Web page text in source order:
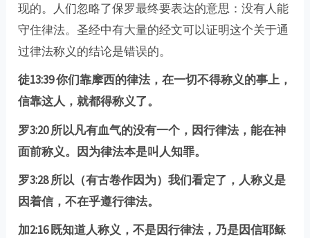
现的。人们忽略了保罗最终要表达的意思：没有人能
守住律法。圣经中有大量的经文可以证明这个关于通
过律法称义的结论是错误的。
徒13:39 你们靠摩西的律法，在一切不得称义的事上，
信靠这人，就都得称义了。
罗3:20 所以凡有血气的没有一个，因行律法，能在神
面前称义。因为律法本是叫人知罪。
罗3:28 所以（有古卷作因为）我们看定了，人称义是
因着信，不在乎遵行律法。
加2:16 既知道人称义，不是因行律法，乃是因信耶稣